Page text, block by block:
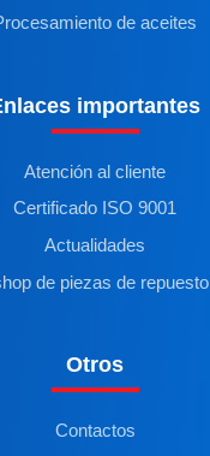
de aceites
importantes
Atención al cliente
Certificado ISO 9001
Actualidades
de piezas de repuesto
Otros
Contactos